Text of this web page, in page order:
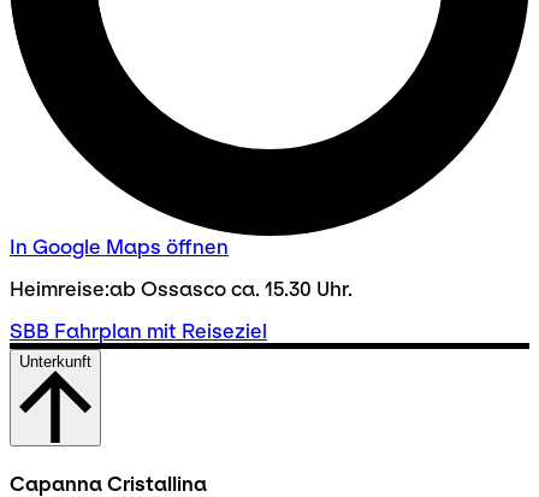
In Google Maps öffnen
Heimreise:ab Ossasco ca. 15.30 Uhr.
SBB Fahrplan mit Reiseziel
Unterkunft
Capanna Cristallina